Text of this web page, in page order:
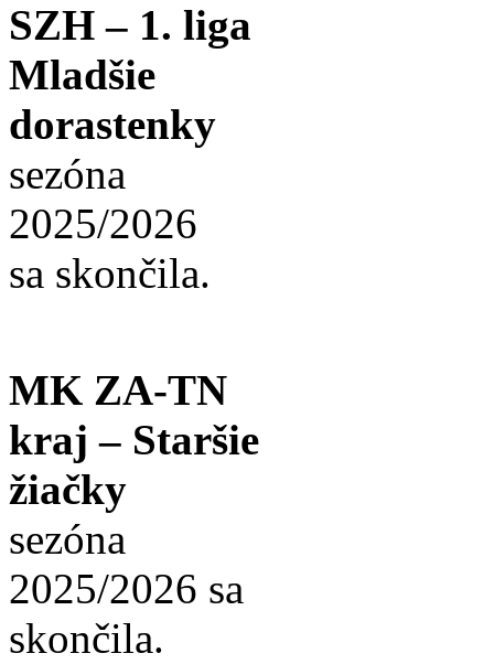
SZH – 1. liga
Mladšie
dorastenky
sezóna
2025/2026
sa skončila.
MK ZA-TN
kraj – Staršie
žiačky
sezóna
2025/2026 sa
skončila.